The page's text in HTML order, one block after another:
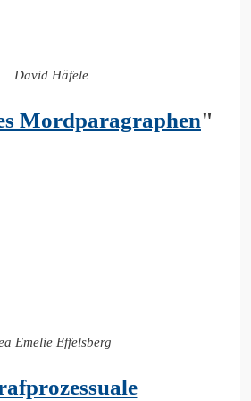
David Häfele
Mordparagraphen"
Emelie Effelsberg